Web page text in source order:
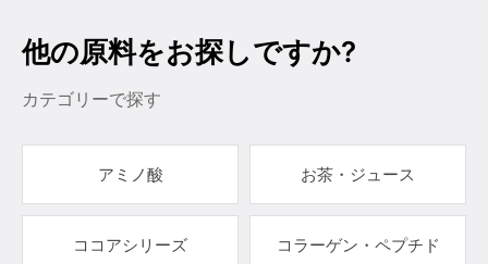
他の原料をお探しですか?
カテゴリーで探す
アミノ酸 お茶・ジュース
ココアシリーズ コラーゲン・ペプチド